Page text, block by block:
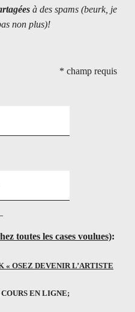
à des spams (beurk, je
non plus)!
* champ requis
toutes les cases voulues):
« OSEZ DEVENIR L’ARTISTE
EN LIGNE;